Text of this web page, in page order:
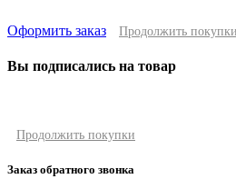
Оформить заказ Продолжить покупки
Вы подписались на товар
Продолжить покупки
Заказ обратного звонка